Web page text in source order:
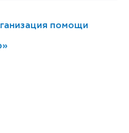
помощи